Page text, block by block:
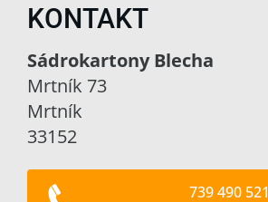
KONTAKT
Sádrokartony Blecha
Mrtník 73
Mrtník
33152
739 490 521